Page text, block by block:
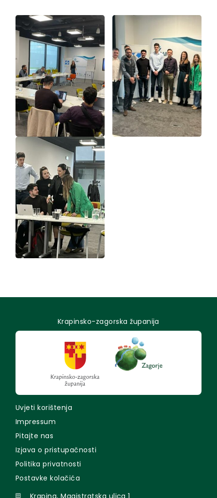
Krapinsko-zagorska županija
Uvjeti korištenja
Impressum
Pitajte nas
Izjava o pristupačnosti
Politika privatnosti
Postavke kolačića